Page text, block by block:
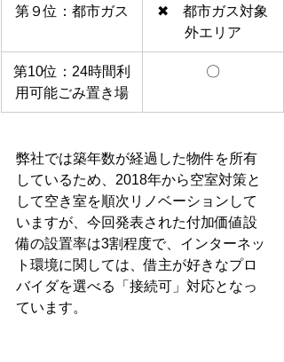
第９位：都市ガス
✖　都市ガス対象
外エリア
第10位：24時間利
用可能ごみ置き場
〇
弊社では築年数が経過した物件を所有
しているため、2018年から空室対策と
して空き室を順次リノベーションして
いますが、今回発表された付加価値設
備の設置率は3割程度で、インターネッ
ト環境に関しては、借主が好きなプロ
バイダを選べる「接続可」対応となっ
ています。